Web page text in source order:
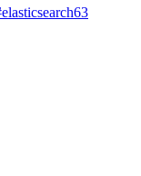
elasticsearch63